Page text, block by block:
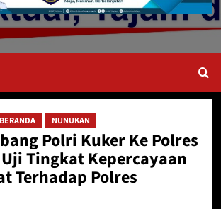
BERANDA NUNUKAN
Polri Kuker Ke Polres
Tingkat Kepercayaan
Terhadap Polres